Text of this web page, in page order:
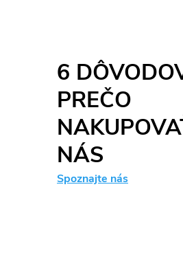
6
PREČO
NÁS
Spoznajte nás